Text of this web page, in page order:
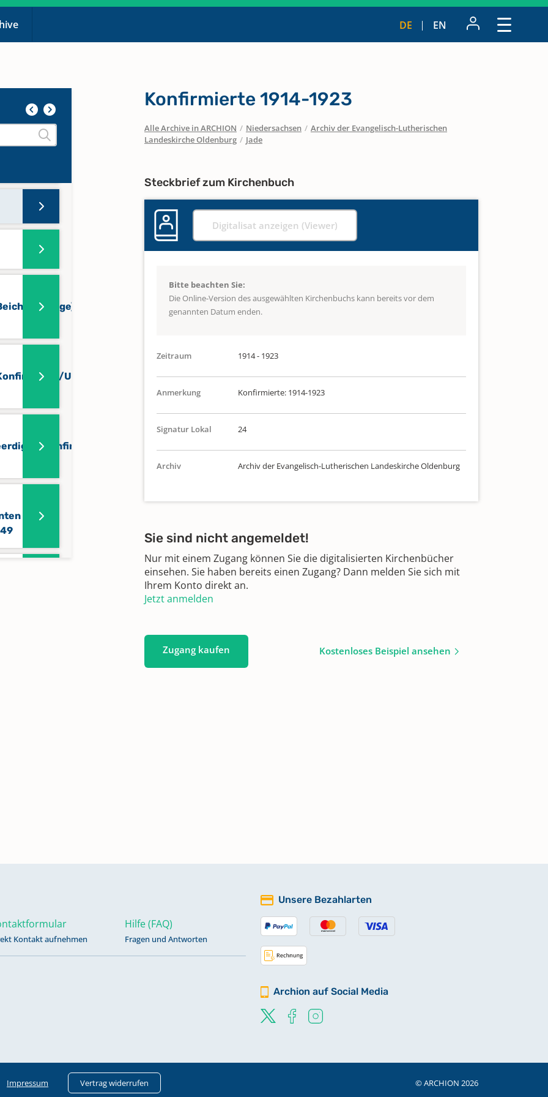
DE EN
Uneheliche
Konfirmierte/Uneheliche
Konfirmierte 1914-1923
Alle Archive in ARCHION / Niedersachsen / Archiv der Evangelisch-Lutherischen
Landeskirche Oldenburg / Jade
Steckbrief zum Kirchenbuch
Digitalisat anzeigen (Viewer)
Bitte beachten Sie:
Die Online-Version des ausgewählten Kirchenbuchs kann bereits vor dem
genannten Datum enden.
Zeitraum 1914 - 1923
Anmerkung Konfirmierte: 1914-1923
Signatur Lokal 24
Archiv Archiv der Evangelisch-Lutherischen Landeskirche Oldenburg
Sie sind nicht angemeldet!
Nur mit einem Zugang können Sie die digitalisierten Kirchenbücher
einsehen. Sie haben bereits einen Zugang? Dann melden Sie sich mit
Ihrem Konto direkt an.
Jetzt anmelden
Zugang kaufen Kostenloses Beispiel ansehen
Kontakt aufnehmen
Hilfe (FAQ)
Fragen und Antworten
Unsere Bezahlarten
Archion auf Social Media
Impressum Vertrag widerrufen © ARCHION 2026